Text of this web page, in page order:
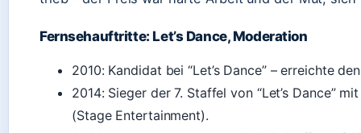
Fernsehauftritte: Let’s Dance, Moderation
2010: Kandidat bei “Let’s Dance” – erreichte
2014: Sieger der 7. Staffel von “Let’s Dance”
(Stage Entertainment).